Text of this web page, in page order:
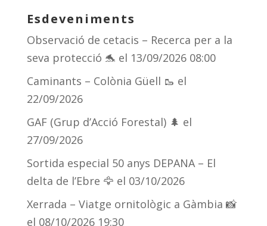
e
sk
y
re
a
d
s
e
gr
a
m
p
ar
te
ix
Esdeveniments
Observació de cetacis – Recerca per a la
seva protecció 🐬 el 13/09/2026 08:00
Caminants – Colònia Güell 🥾 el
22/09/2026
GAF (Grup d’Acció Forestal) 🌲 el
27/09/2026
Sortida especial 50 anys DEPANA – El
delta de l’Ebre 🦅 el 03/10/2026
Xerrada – Viatge ornitològic a Gàmbia 📸
el 08/10/2026 19:30